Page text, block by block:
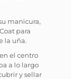
manicura,
para
la uña.
el centro
a lo largo
y sellar